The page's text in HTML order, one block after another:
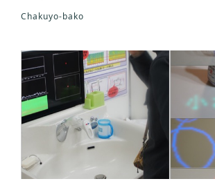
Chakuyo-bako